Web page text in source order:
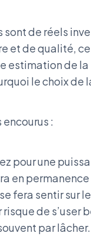
sont de réels
et de qualité,
estimation de
le choix de
:
pour une
en
fera sentir sur
de s’user
par lâcher.